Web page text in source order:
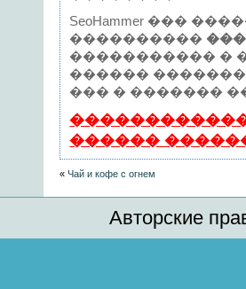
SeoHammer ���
����������
����������� �
������
��� � �������
������
«Чай и кофе с огнем
Авторские